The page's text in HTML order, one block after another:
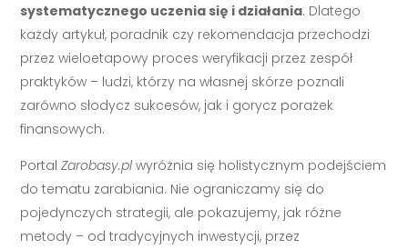
systematycznego uczenia się i działania. Dlatego
każdy artykuł, poradnik czy rekomendacja przechodzi
przez wieloetapowy proces weryfikacji przez zespół
praktyków – ludzi, którzy na własnej skórze poznali
zarówno słodycz sukcesów, jak i gorycz porażek
finansowych.
PortalZarobasy.pl wyróżnia się holistycznym podejściem
do tematu zarabiania. Nie ograniczamy się do
pojedynczych strategii, ale pokazujemy, jak różne
metody – od tradycyjnych inwestycji, przez